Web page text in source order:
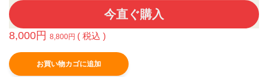
今直ぐ購入
8,000円 8,800円 ( 税込 )
お買い物カゴに追加